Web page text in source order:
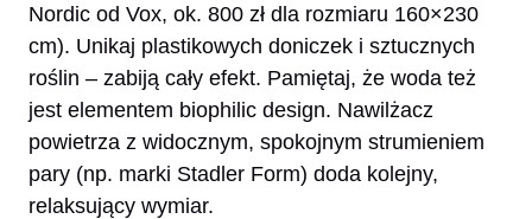
Nordic od Vox, ok. 800 zł dla rozmiaru 160×230
cm). Unikaj plastikowych doniczek i sztucznych
roślin – zabiją cały efekt. Pamiętaj, że woda też
jest elementem biophilic design. Nawilżacz
powietrza z widocznym, spokojnym strumieniem
pary (np. marki Stadler Form) doda kolejny,
relaksujący wymiar.